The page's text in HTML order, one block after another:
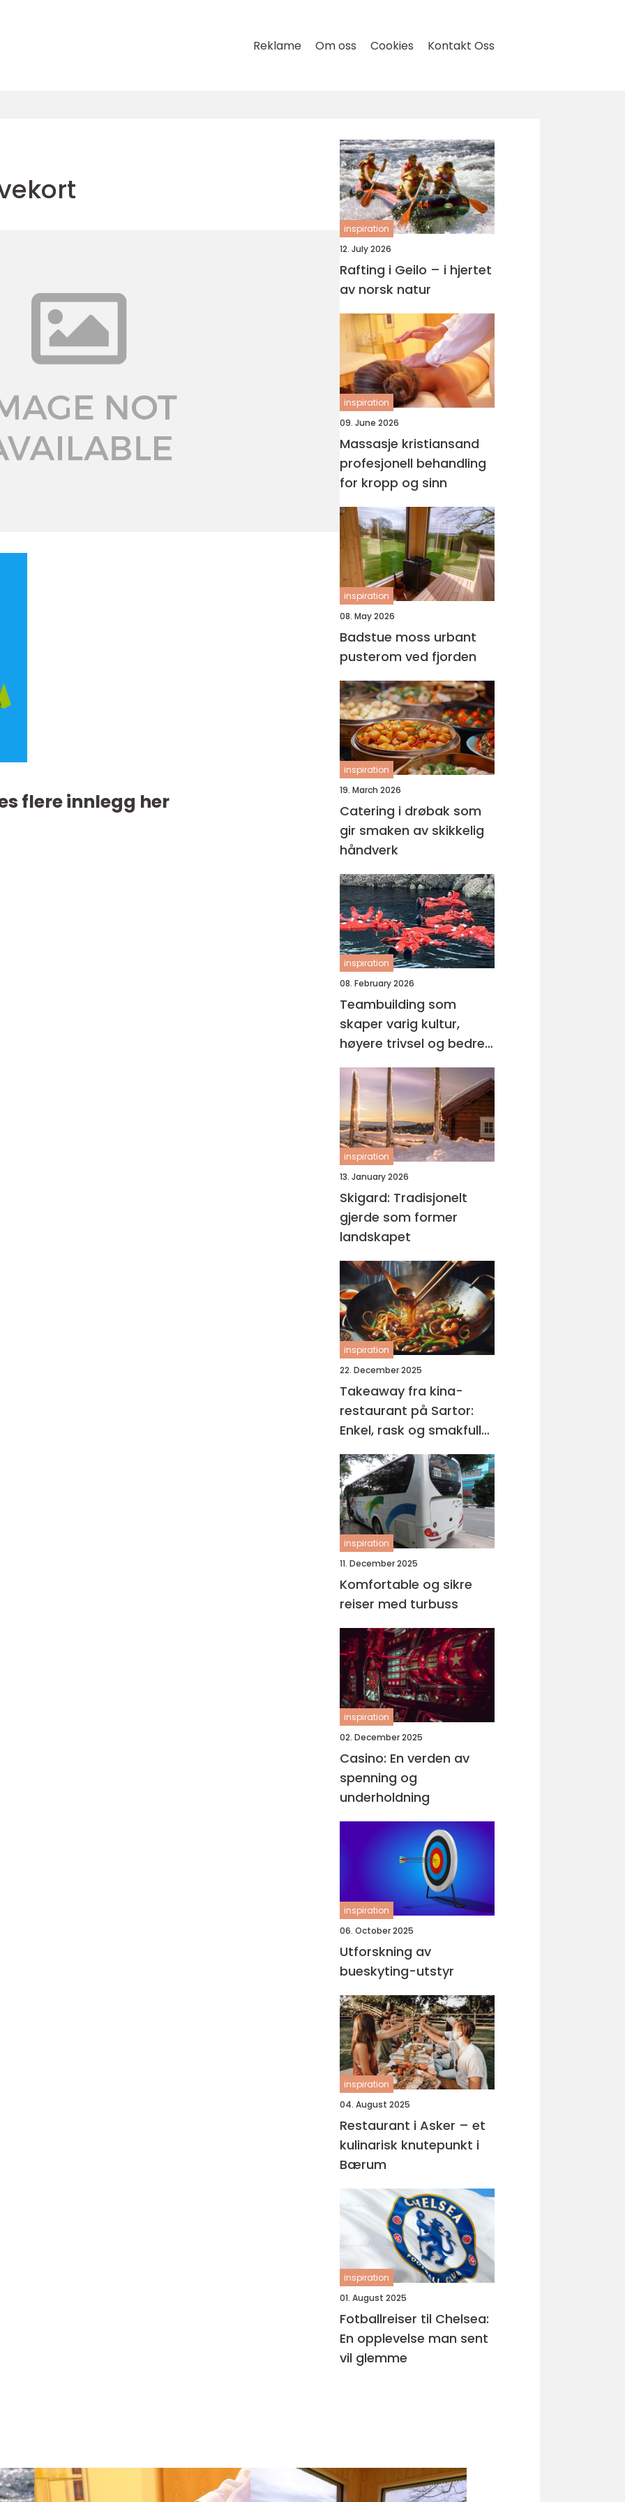
Reklame Om oss Cookies Kontakt Oss
flere innlegg her
inspiration
12. July 2026
Rafting i Geilo – i hjertet
av norsk natur
inspiration
09. June 2026
Massasje kristiansand
profesjonell behandling
for kropp og sinn
inspiration
08. May 2026
Badstue moss urbant
pusterom ved fjorden
inspiration
19. March 2026
Catering i drøbak som
gir smaken av skikkelig
håndverk
inspiration
08. February 2026
Teambuilding som
skaper varig kultur,
høyere trivsel og bedre
resultater
inspiration
13. January 2026
Skigard: Tradisjonelt
gjerde som former
landskapet
inspiration
22. December 2025
Takeaway fra kina-
restaurant på Sartor:
Enkel, rask og smakfull
mat på Sotra
inspiration
11. December 2025
Komfortable og sikre
reiser med turbuss
inspiration
02. December 2025
Casino: En verden av
spenning og
underholdning
inspiration
06. October 2025
Utforskning av
bueskyting-utstyr
inspiration
04. August 2025
Restaurant i Asker – et
kulinarisk knutepunkt i
Bærum
inspiration
01. August 2025
Fotballreiser til Chelsea:
En opplevelse man sent
vil glemme